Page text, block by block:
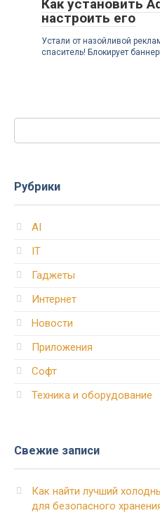
Как установить
настроить его
Устали от назойливой
спаситель! Блокирует
Рубрики
AI
IT
Гаджеты
Интернет
Новости
Приложения
Софт
Техника и оборудование
Свежие записи
Как найти лучший
для безопасного